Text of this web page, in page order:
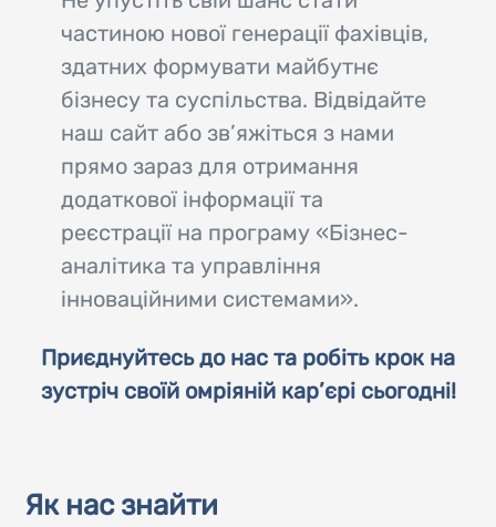
частиною нової генерації фахівців,
здатних формувати майбутнє
бізнесу та суспільства. Відвідайте
наш сайт або зв’яжіться з нами
прямо зараз для отримання
додаткової інформації та
реєстрації на програму «Бізнес-
аналітика та управління
інноваційними системами».
Приєднуйтесь до нас та робіть крок на
зустріч своїй омріяній кар’єрі сьогодні!
Як нас знайти